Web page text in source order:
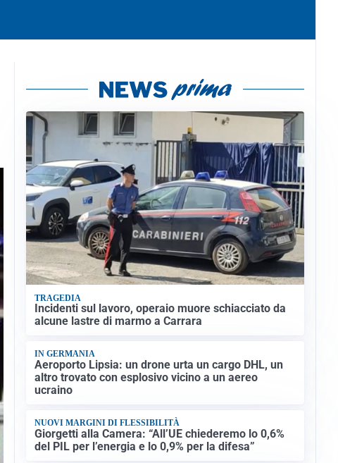
TRAGEDIA
Incidenti sul lavoro, operaio muore schiacciato da
alcune lastre di marmo a Carrara
IN GERMANIA
Aeroporto Lipsia: un drone urta un cargo DHL, un
altro trovato con esplosivo vicino a un aereo
ucraino
NUOVI MARGINI DI FLESSIBILITÀ
Giorgetti alla Camera: “All’UE chiederemo lo 0,6%
del PIL per l’energia e lo 0,9% per la difesa”